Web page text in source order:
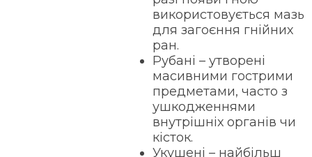
використовується мазь
для загоєння гнійних
ран.
Рубані – утворені
масивними гострими
предметами, часто з
ушкодженнями
внутрішніх органів чи
кісток.
Укушені – найбільш